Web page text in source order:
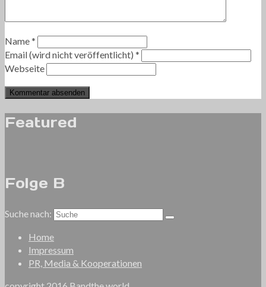
Name*
Email (wird nicht veröffentlicht) *
Webseite
Featured
Folge B
Suche nach:
Home
Impressum
PR, Media & Kooperationen